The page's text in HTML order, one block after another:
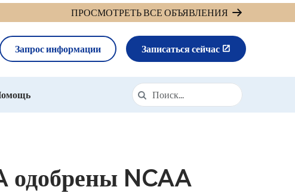
ПРОСМОТРЕТЬ ВСЕ ОБЪЯВЛЕНИЯ
Запрос информации Записаться сейчас
Поиск в https://cava.k12.com/
Поиск
одобрены NCAA